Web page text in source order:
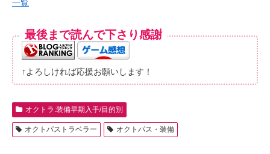
一覧
最後まで読んで下さり感謝
↑よろしければ応援お願いします！
オクトラ:装備早期入手/目的別
オクトパストラベラー オクトパス・装備